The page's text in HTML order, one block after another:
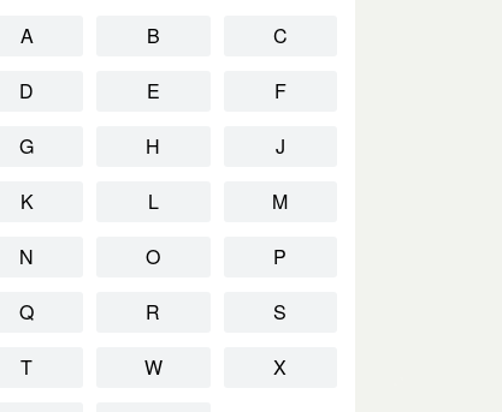
A B
C
D
E
F
G
H
J
K
L
M
N
O
P
Q
R
S
T
W
X